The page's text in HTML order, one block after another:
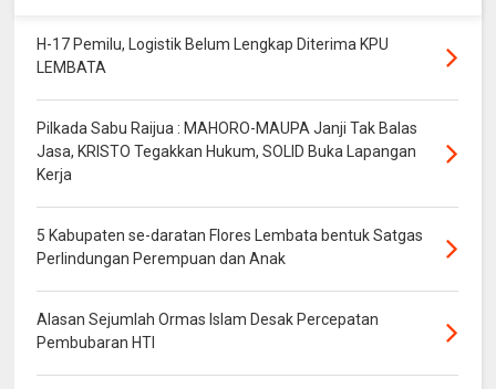
H-17 Pemilu, Logistik Belum Lengkap Diterima KPU
LEMBATA
Pilkada Sabu Raijua : MAHORO-MAUPA Janji Tak Balas
Jasa, KRISTO Tegakkan Hukum, SOLID Buka Lapangan
Kerja
5 Kabupaten se-daratan Flores Lembata bentuk Satgas
Perlindungan Perempuan dan Anak
Alasan Sejumlah Ormas Islam Desak Percepatan
Pembubaran HTI